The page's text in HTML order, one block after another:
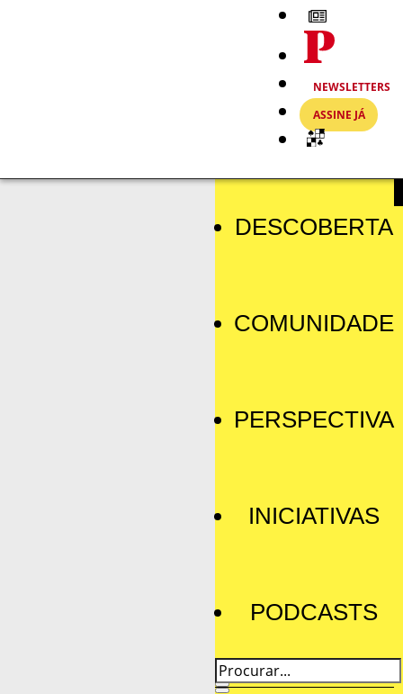
NEWSLETTERS
ASSINE JÁ
DESCOBERTA
COMUNIDADE
PERSPECTIVA
INICIATIVAS
PODCASTS